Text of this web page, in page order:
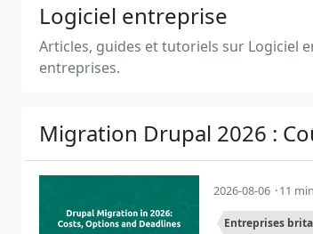
Logiciel entreprise
Articles, guides et tutoriels sur Logiciel
entreprises.
Migration Drupal 2026 :
2026-08-06 11
Entreprises